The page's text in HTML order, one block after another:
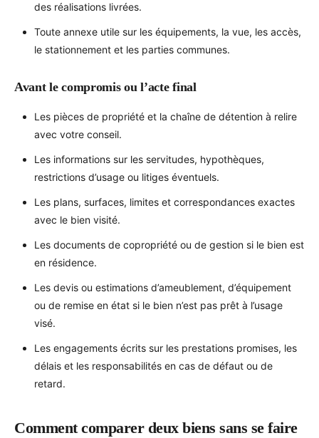
des réalisations livrées.
Toute annexe utile sur les équipements, la vue, les accès,
le stationnement et les parties communes.
Avant le compromis ou l’acte final
Les pièces de propriété et la chaîne de détention à relire
avec votre conseil.
Les informations sur les servitudes, hypothèques,
restrictions d’usage ou litiges éventuels.
Les plans, surfaces, limites et correspondances exactes
avec le bien visité.
Les documents de copropriété ou de gestion si le bien est
en résidence.
Les devis ou estimations d’ameublement, d’équipement
ou de remise en état si le bien n’est pas prêt à l’usage
visé.
Les engagements écrits sur les prestations promises, les
délais et les responsabilités en cas de défaut ou de
retard.
Comment comparer deux biens sans se faire